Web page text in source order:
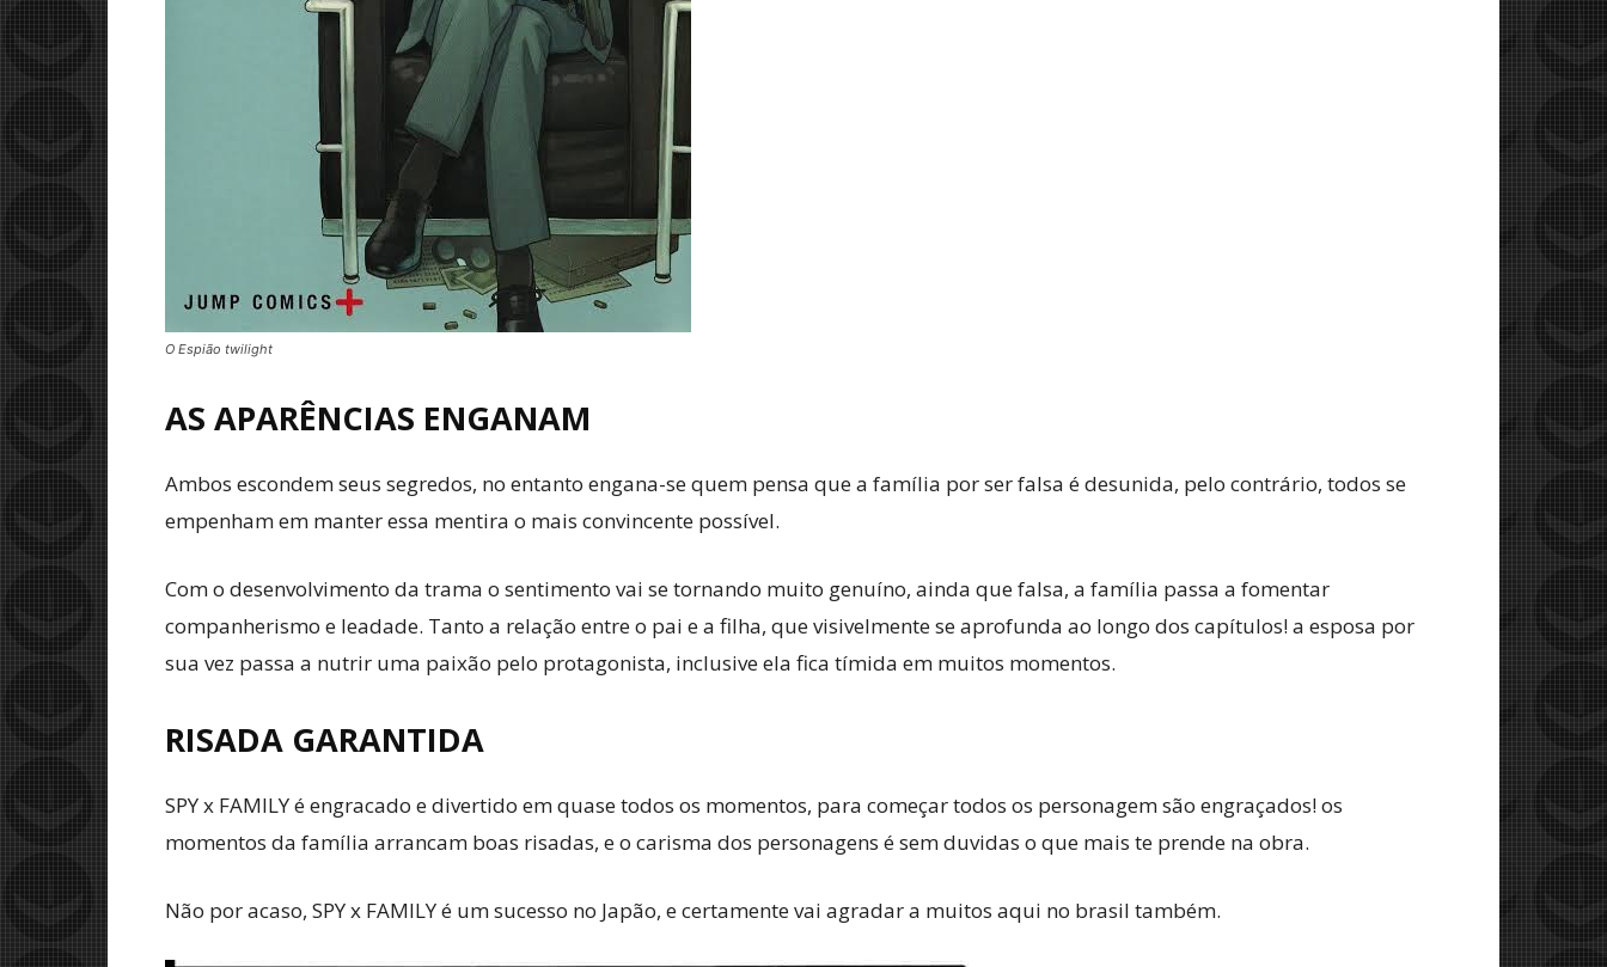
O Espião twilight
AS APARÊNCIAS ENGANAM
Ambos escondem seus segredos, no entanto engana-se quem pensa que a família por ser falsa é desunida, pelo contrário, todos se
empenham em manter essa mentira o mais convincente possível.
Com o desenvolvimento da trama o sentimento vai se tornando muito genuíno, ainda que falsa, a família passa a fomentar
companherismo e leadade. Tanto a relação entre o pai e a filha, que visivelmente se aprofunda ao longo dos capítulos! a esposa por
sua vez passa a nutrir uma paixão pelo protagonista, inclusive ela fica tímida em muitos momentos.
RISADA GARANTIDA
SPY x FAMILY é engracado e divertido em quase todos os momentos, para começar todos os personagem são engraçados! os
momentos da família arrancam boas risadas, e o carisma dos personagens é sem duvidas o que mais te prende na obra.
Não por acaso, SPY x FAMILY é um sucesso no Japão, e certamente vai agradar a muitos aqui no brasil também.